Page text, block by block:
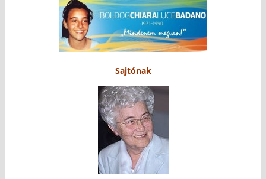
Sajtónak